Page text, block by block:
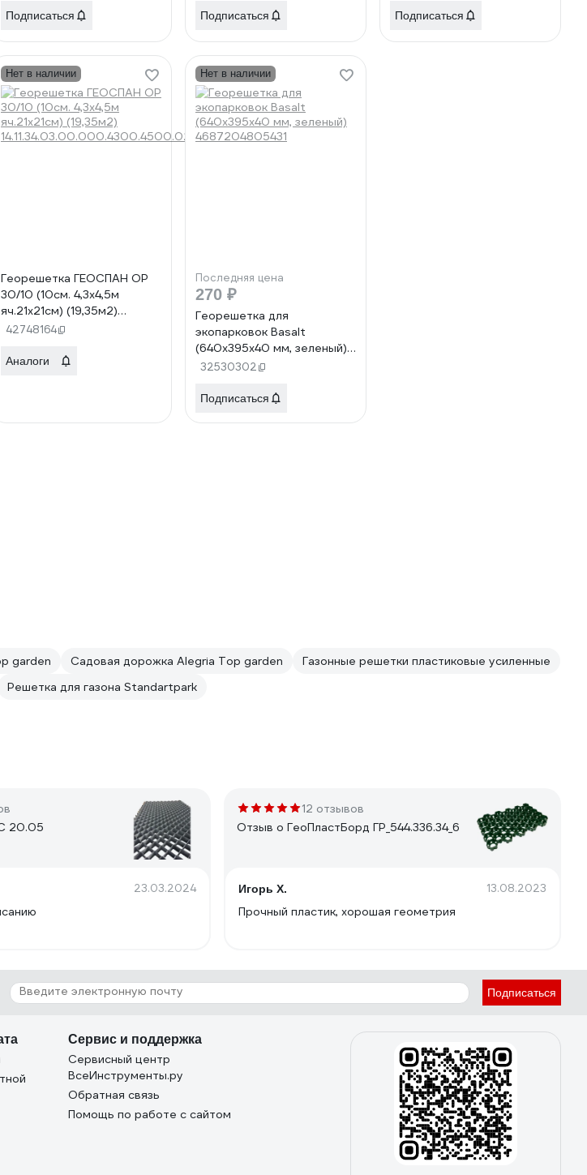
Подписаться Подписаться Подписаться
Нет в наличии
Георешетка ГЕОСПАН ОР
30/10 (10см. 4,3х4,5м
яч.21х21см) (19,35м2)
14.11.34.03.00.000.4300.4500.02
42748164
Аналоги
Нет в наличии
Последняя цена
270 ₽
Георешетка для
экопарковок Basalt
(640x395x40 мм, зеленый)
4687204805431
32530302
Подписаться
garden Садовая дорожка Alegria Top garden
Газонные решетки пластиковые усиленные
Решетка для газона Standartpark
20.05
23.03.2024
12 отзывов
Отзыв о ГеоПластБорд ГР_544.336.34_6
Игорь Х. 13.08.2023
Прочный пластик, хорошая геометрия
Подписаться
Сервис и поддержка
Сервисный центр
ВсеИнструменты.ру
Обратная связь
Помощь по работе с сайтом